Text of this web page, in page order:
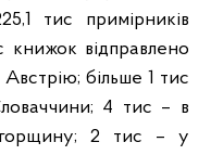
тис примірників
книжок відправлено
більше 1 тис
4 тис – в
2 тис – у